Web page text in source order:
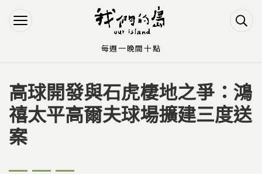
Jump to Navigation
Jump to Main content
您在這裡
高球開發與石虎棲地之爭：鴻
禧太平高爾夫球場擴建三度送
案
每週一晚間十點